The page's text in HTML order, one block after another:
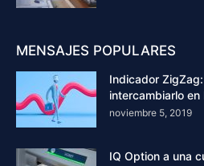
MENSAJES POPULARES
Indicador
intercambiarlo en
noviembre 5, 2019
IQ Option a una